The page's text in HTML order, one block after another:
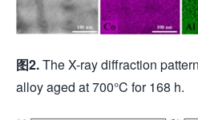
图2.The X-ray diffraction
alloy aged at 700°C for 168 h.